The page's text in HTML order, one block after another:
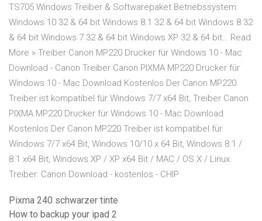
TS705 Windows Treiber & Softwarepaket Betriebssystem:
Windows 10 32 & 64 bit Windows 8.1 32 & 64 bit Windows 8 32
& 64 bit Windows 7 32 & 64 bit Windows XP 32 & 64 bit… Read
More » Treiber Canon MP220 Drucker für Windows 10 - Mac
Download - Canon Treiber Canon PIXMA MP220 Drucker für
Windows 10 - Mac Download Kostenlos Der Canon MP220
Treiber ist kompatibel für Windows 7/7 x64 Bit, Treiber Canon
PIXMA MP220 Drucker für Windows 10 - Mac Download
Kostenlos Der Canon MP220 Treiber ist kompatibel für
Windows 7/7 x64 Bit, Windows 10/10 x 64 Bit, Windows 8.1 /
8.1 x64 Bit, Windows XP / XP x64 Bit / MAC / OS X / Linux.
Treiber: Canon Download - kostenlos - CHIP
Pixma 240 schwarzer tinte
How to backup your ipad 2